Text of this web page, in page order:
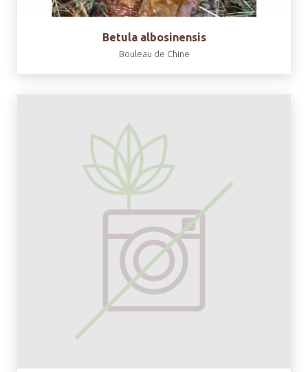
Betula albosinensis
Bouleau de Chine